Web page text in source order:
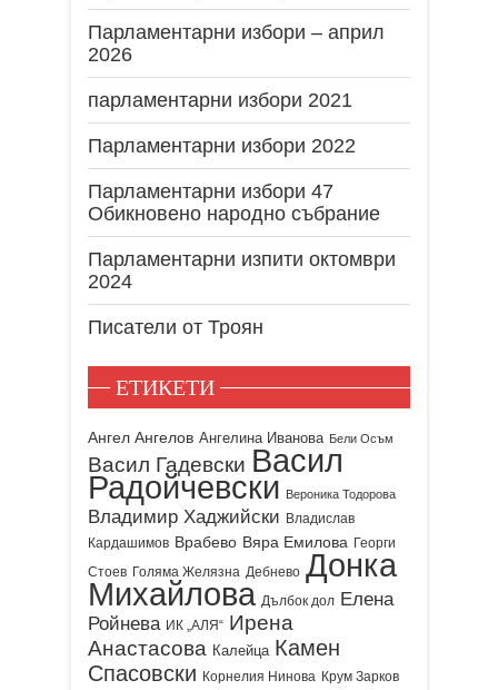
Парламентарни избори – април
2026
парламентарни избори 2021
Парламентарни избори 2022
Парламентарни избори 47
Обикновено народно събрание
Парламентарни изпити октомври
2024
Писатели от Троян
ЕТИКЕТИ
Ангел Ангелов Ангелина Иванова Бели Осъм
Васил Гадевски Васил
Радойчевски Вероника Тодорова
Владимир Хаджийски Владислав
Кардашимов Врабево Вяра Емилова Георги
Стоев Голяма Желязна Дебнево Донка
Михайлова Дълбок дол Елена
Ройнева ИК „АЛЯ“ Ирена
Анастасова Калейца Камен
Спасовски Корнелия Нинова Крум Зарков